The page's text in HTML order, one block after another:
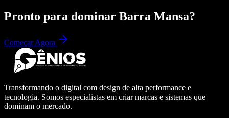
Pronto para dominar Barra Mansa?
Começar Agora
Transformando o digital com design de alta performance e
tecnologia. Somos especialistas em criar marcas e sistemas que
dominam o mercado.